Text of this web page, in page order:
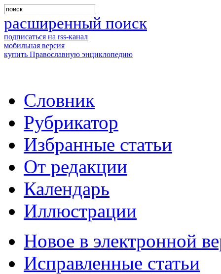
расширенный поиск
подписаться на rss-канал
мобильная версия
купить Православную энциклопедию
Словник
Рубрикатор
Избранные статьи
От редакции
Календарь
Иллюстрации
Новое в электронной
Исправленные статьи